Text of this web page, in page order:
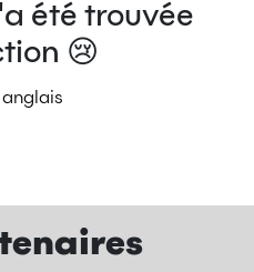
été trouvée
😢
anglais